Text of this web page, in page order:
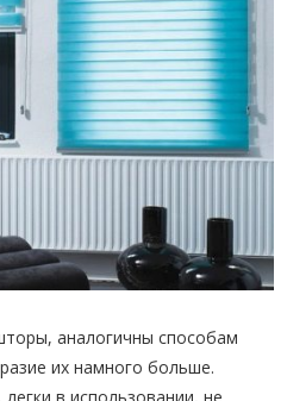
аналогичны способам
их намного больше.